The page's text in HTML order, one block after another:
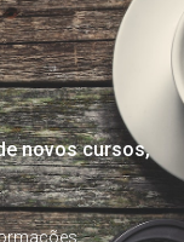
novos cursos,